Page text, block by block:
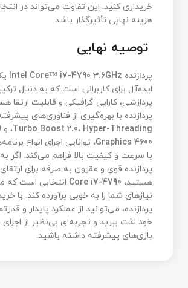
خریداری کنید. این تفاوت می‌تواند در
هزینه نهایی تأثیرگذار باشد.
توصیه نهایی
پردازنده Intel Core™ i7-4790 3.6GHz
ایده‌آل برای کاربرانی است که به دنبال
پردازشی، کارایی گرافیکی و قابلیت ارتقا
پردازنده با بهره‌گیری از فناوری‌های
Turbo Boost 2.0، Hyper-Threading ، و
Graphics 4600، توانایی اجرای انواع
با سرعت و کیفیت بالا فراهم می‌کند. اگر
پردازنده قوی و مقرون به صرفه برای
هستید، Core i7-4790 انتخابی است که
نیازهای شما را به خوبی برآورده کند. با
پردازنده، می‌توانید از عملکرد پایدار و
خود لذت ببرید و تجربه‌ای بی‌نظیر از اجرای
بازی‌های پیشرفته داشته باشید.